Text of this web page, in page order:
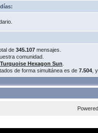
de 345.107 mensajes.
comunidad.
Turquoise Hexagon Sun
de forma simultánea es de 7.504 ,